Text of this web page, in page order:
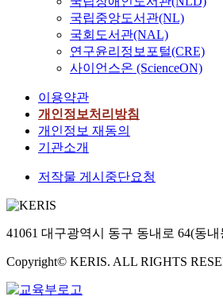
국립중앙도서관(NL)
국회도서관(NAL)
연구윤리정보포털(CRE)
사이언스온 (ScienceON)
이용약관
개인정보처리방침
개인정보 재동의
기관소개
저작물 게시중단요청
41061 대구광역시 동구 동내로 64(동내
Copyright© KERIS. ALL RIGHTS